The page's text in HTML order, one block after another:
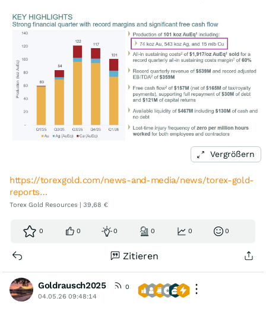
Vergrößern
https://torexgold.com/news-and-media/news/torex-gold-
reports…
Torex Gold Resources | 39,68 €
0 0 0 0 0 0
Zitieren
Goldrausch2025
0
04.05.26 09:48:14